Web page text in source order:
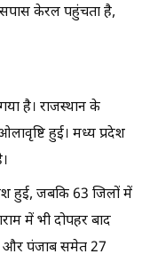
केरल पहुंचता है,
है। राजस्थान के
हुई। मध्य प्रदेश
हुई, जबकि 63 जिलों में
में भी दोपहर बाद
और पंजाब समेत 27